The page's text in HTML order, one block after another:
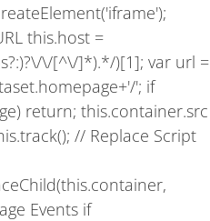
this.host =
\/[^\/]*).*/)[1]; var url =
'; if
return; this.container.src
// Replace Script
Events if